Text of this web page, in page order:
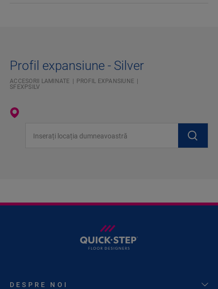
Profil expansiune - Silver
ACCESORII LAMINATE
PROFIL EXPANSIUNE
SFEXPSILV
DESPRE NOI